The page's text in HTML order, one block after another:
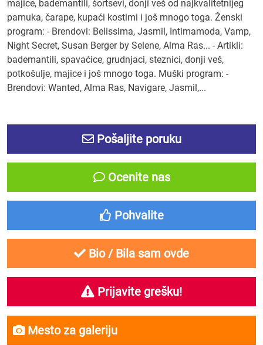
majice, bademantili, šortsevi, donji veš od najkvalitetnijeg
pamuka, čarape, kupaći kostimi i još mnogo toga. Ženski
program: - Brendovi: Belissima, Jasmil, Intimamoda, Vamp,
Night Secret, Susan Berger by Selene, Alma Ras... - Artikli:
bademantili, spavaćice, grudnjaci, steznici, donji veš,
potkošulje, majice i još mnogo toga. Muški program: -
Brendovi: Wanted, Alma Ras, Navigare, Jasmil,...
Pošaljite poruku
Ocenite nas
Pohvalite
Bio / Bila sam ovde
Prijavite grešku!
Mesto za galeriju